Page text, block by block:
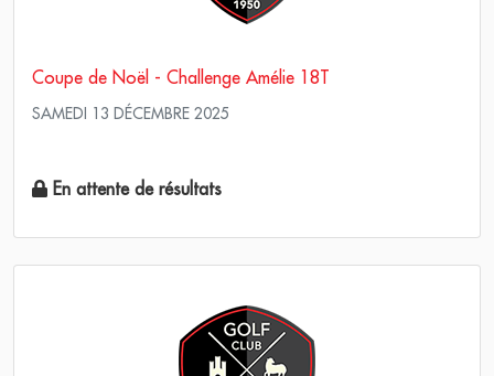
Coupe de Noël - Challenge Amélie 18T
SAMEDI 13 DÉCEMBRE 2025
En attente de résultats